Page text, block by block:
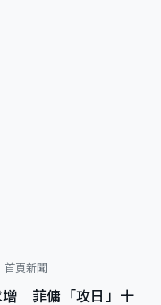
首頁新聞
增 菲傭「攻日」十